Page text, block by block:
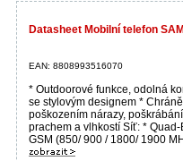
Datasheet Mobilní telefon
EAN: 8808993516070
* Outdoorové funkce, odolná
se stylovým designem *
poškozením nárazy,
prachem a vlhkostí Síť: * Quad-
GSM (850/ 900 / 1800/ 1900